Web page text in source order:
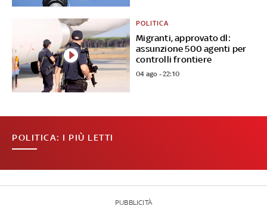
Migranti, approvato dl:
assunzione 500 agenti per
controlli frontiere
POLITICA
04 ago - 22:10
POLITICA: I PIÙ LETTI
PUBBLICITÀ